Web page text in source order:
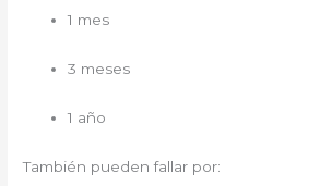
1 mes
3 meses
1 año
También pueden fallar por: